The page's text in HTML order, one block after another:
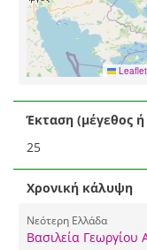
Leaflet
Έκταση (μέγεθος ή
25
Χρονική κάλυψη
Νεότερη Ελλάδα
Βασιλεία Γεωργίου